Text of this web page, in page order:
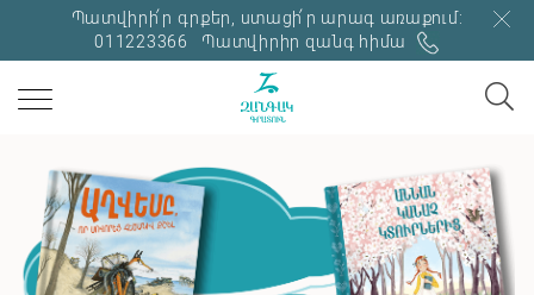
Պատվիրի՛ր գրքեր, ստացի՛ր արագ առաքում:
011223366
Պատվիրիր զանգ հիմա